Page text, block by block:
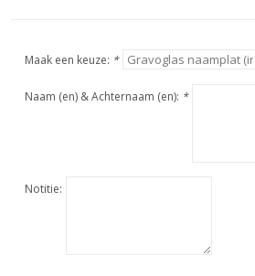
Maak een keuze: *
Naam (en) & Achternaam (en): *
Notitie: